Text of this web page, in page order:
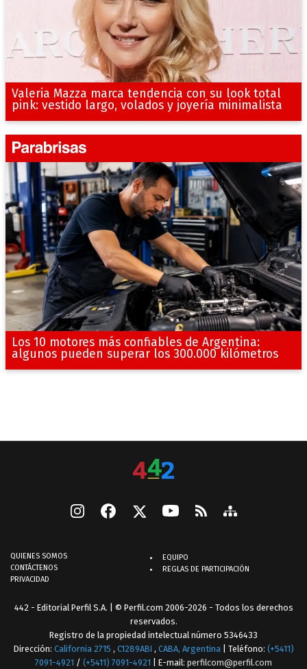
Valeria Mazza marca tendencia con su look total
pink: vestido largo, volados y joyería minimalista
Los 10 motores más confiables de Argentina:
algunos pueden superar los 300.000 kilómetros
QUIENES SOMOS
CONTÁCTENOS
PRIVACIDAD
EQUIPO
REGLAS DE PARTICIPACIÓN
442 - Editorial Perfil S.A. | © Perfil.com 2006-2026 - Todos los derechos
reservados.
Registro de la propiedad intelectual número 5346433
Dirección: California 2715 , C1289ABI , CABA, Argentina | Teléfono: (+5411)
7091-4921 / (+5411) 7091-4921 | E-mail: perfilcom@perfil.com